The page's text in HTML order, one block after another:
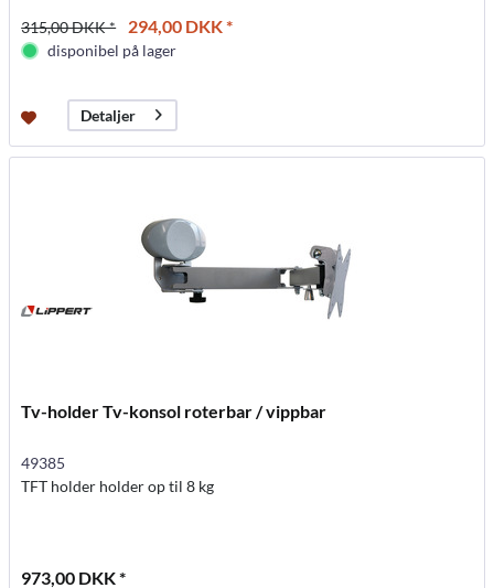
315,00 DKK * 294,00 DKK *
disponibel på lager
Detaljer
Tv-holder Tv-konsol roterbar / vippbar
49385
TFT holder holder op til 8 kg
973,00 DKK *